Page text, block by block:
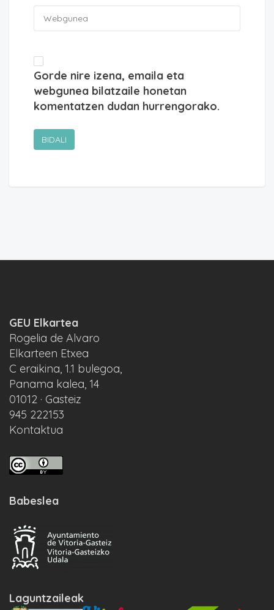
Gorde nire izena, emaila eta
webgunea bilatzaile honetan
komentatzen dudan hurrengorako.
GEU Elkartea
Rogelia de Alvaro
Elkarteen Etxea
C eraikina, 1.1 bulegoa,
Panama kalea, 14
01012 · Gasteiz
945 222153
Kontaktua
Babeslea
Laguntzaileak